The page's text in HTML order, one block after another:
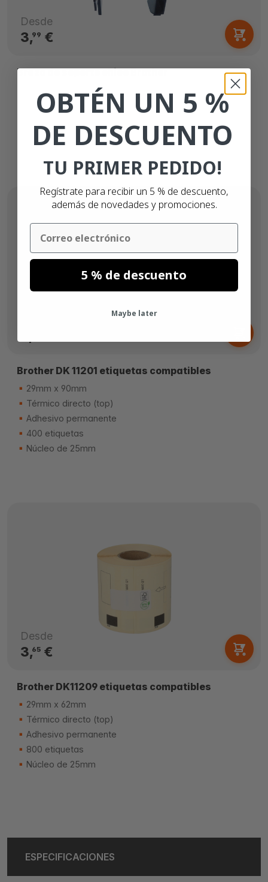
Desde
3,99 €
Brazo de soporte chico Brother
Brother DK 11201 etiquetas compatibles
29mm x 90mm
Térmico directo (top)
Adhesivo permanente
400 etiquetas
Núcleo de 25mm
Desde
3,65€
Brother DK11209 etiquetas compatibles
29mm x 62mm
Térmico directo (top)
Adhesivo permanente
800 etiquetas
Núcleo de 25mm
ESPECIFICACIONES
OBTÉN UN 5 %
DE DESCUENTO
TU PRIMER PEDIDO!
Regístrate para recibir un 5 % de descuento,
además de novedades y promociones.
Email
5 % de descuento
Maybe later